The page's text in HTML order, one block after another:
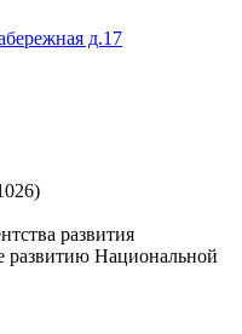
д.17
развития
развитию Национальной